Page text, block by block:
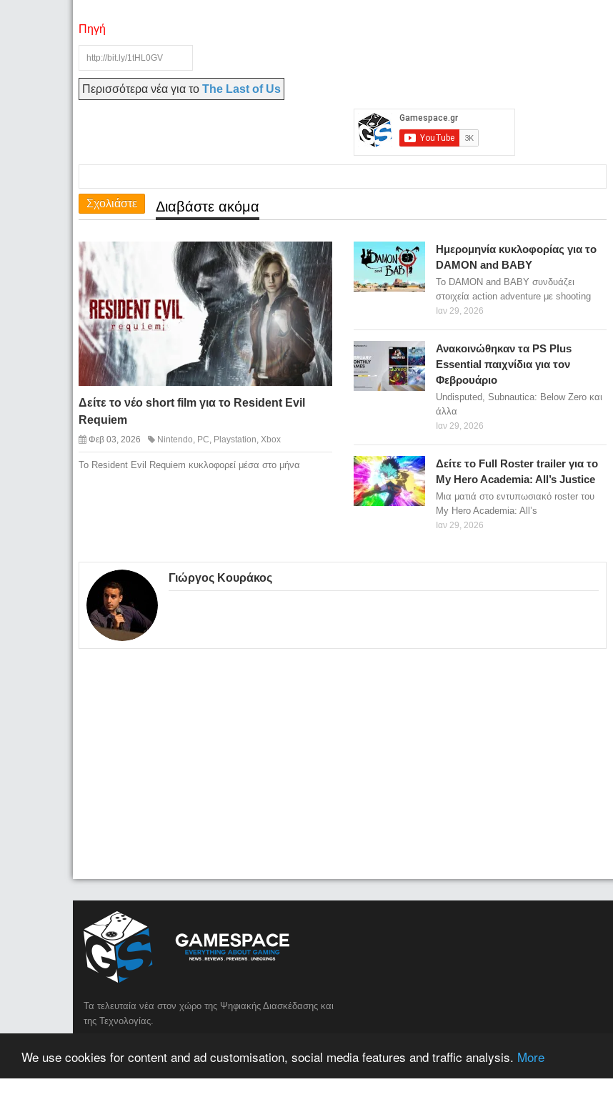
We use cookies for content and ad customisation, social media features and traffic analysis. More
Πηγή
Περισσότερα νέα για το The Last of Us
Σχολιάστε Διαβάστε ακόμα
Δείτε το νέο short film για το Resident Evil
Requiem
Φεβ 03, 2026 Nintendo PC Playstation Xbox
To Resident Evil Requiem κυκλοφορεί μέσα στο μήνα
Ημερομηνία κυκλοφορίας για το
DAMON and BABY
Το DAMON and BABY συνδυάζει
στοιχεία action adventure με shooting
Ιαν 29, 2026
Ανακοινώθηκαν τα PS Plus
Essential παιχνίδια για τον
Φεβρουάριο
Undisputed, Subnautica: Below Zero και
άλλα
Ιαν 29, 2026
Δείτε το Full Roster trailer για το
My Hero Academia: All’s Justice
Μια ματιά στο εντυπωσιακό roster του
My Hero Academia: All’s
Ιαν 29, 2026
Γιώργος Κουράκος
Τα τελευταία νέα στον χώρο της Ψηφιακής Διασκέδασης και
της Τεχνολογίας.